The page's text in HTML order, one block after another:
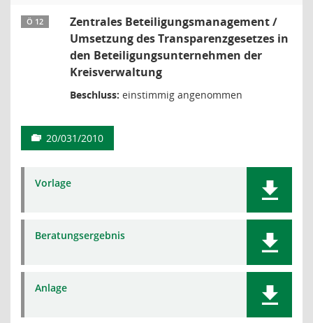
Ö 12
Zentrales Beteiligungsmanagement /
Umsetzung des Transparenzgesetzes in
den Beteiligungsunternehmen der
Kreisverwaltung
Beschluss: einstimmig angenommen
20/031/2010
Vorlage
Beratungsergebnis
Anlage